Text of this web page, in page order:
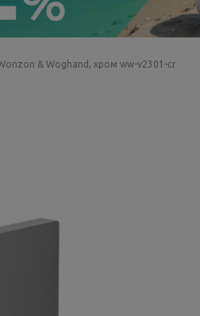
& Woghand, хром ww-v2301-cr